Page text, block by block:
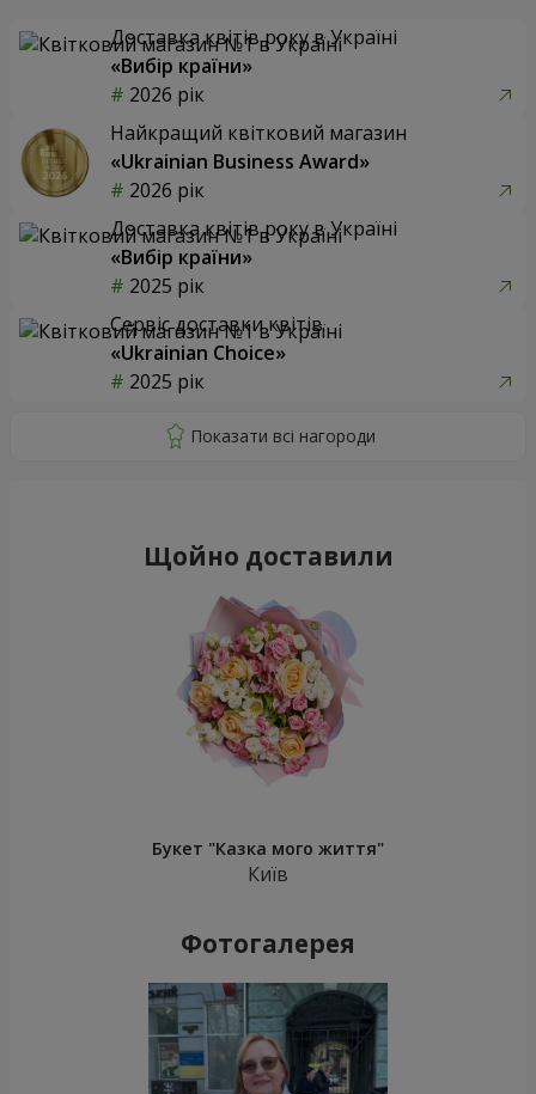
Доставка квітів року в Україні
«Вибір країни»
2026 рік
Найкращий квітковий магазин
«Ukrainian Business Award»
2026 рік
Доставка квітів року в Україні
«Вибір країни»
2025 рік
Сервіс доставки квітів
«Ukrainian Choice»
2025 рік
Щойно доставили
Букет "Казка мого життя"
Київ
Фотогалерея